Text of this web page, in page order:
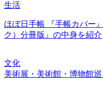
生活
ほぼ日手帳 『手帳カバー
ク）分冊版』の中身を紹介
文化
美術展・美術館・博物館巡